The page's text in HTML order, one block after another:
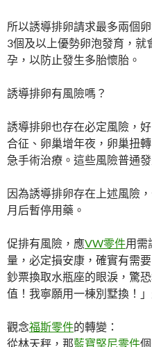
所以誘導排卵請求最多兩個
3個及以上優勢卵泡發育，
孕，以防止發生多胎懷胎。
誘導排卵有風險嗎？
誘導排卵也存在必定風險，
合征、卵巢增年夜，卵巢扭
急手術治療。這些風險普通
因為誘導排卵存在上述風險
月后暫停用藥。
促排有風險，應VW零件用需
量，必定損安康，確實有需
鈔票換取水瓶座的眼淚，驚
值！我寧願用一棟別墅換！
觀念福斯零件的轉變：
從林天秤，那藍寶堅尼零件